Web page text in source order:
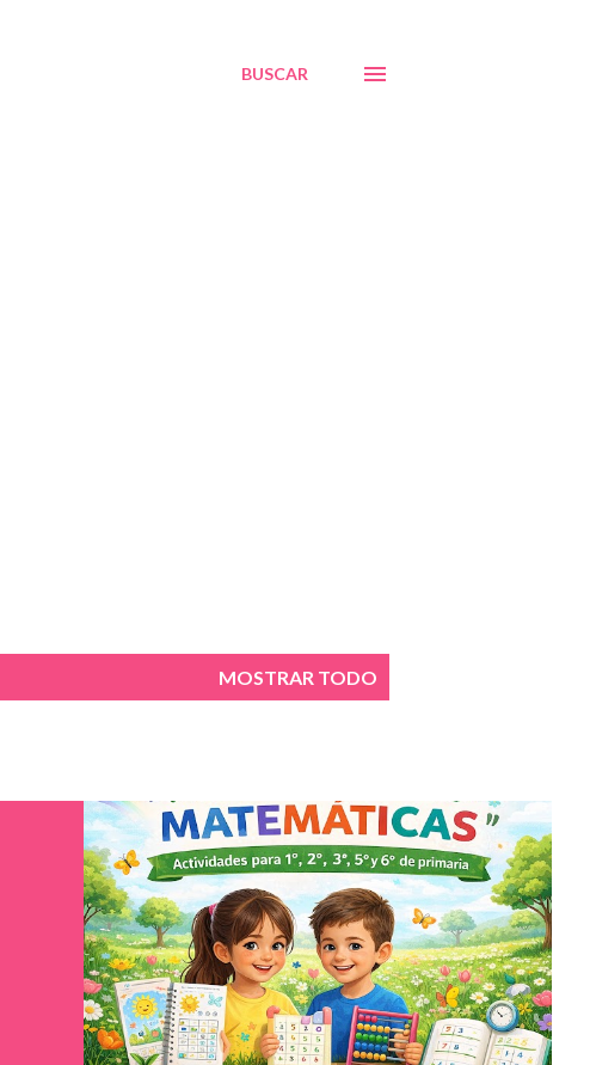
BUSCAR
MOSTRAR TODO